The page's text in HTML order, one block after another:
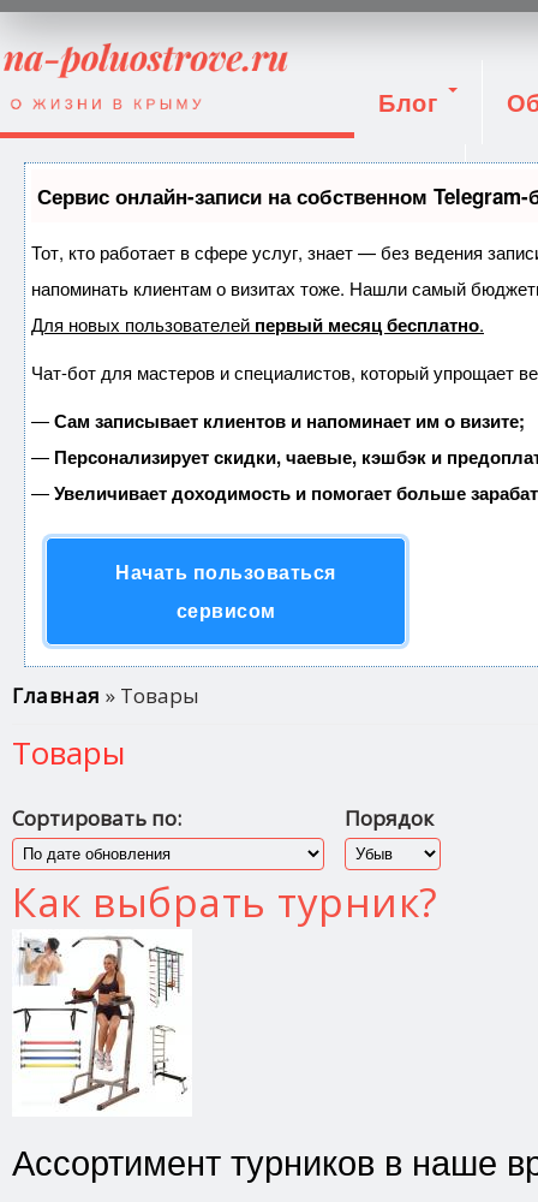
Блог
Вход
Сервис онлайн-записи на собственном Telegram-
Тот, кто работает в сфере услуг, знает — без ведения
напоминать клиентам о визитах тоже. Нашли самый
Для новых пользователей первый месяц бесплатно.
Чат-бот для мастеров и специалистов, который упрощает
—Сам записывает клиентов и напоминает им о визите;
— Персонализирует скидки, чаевые, кэшбэк и
—Увеличивает доходимость и помогает больше
Начать пользоваться
сервисом
Вы здесь
Главная » Товары
Товары
Сортировать по: Порядок
Как выбрать турник?
Ассортимент турников в наше